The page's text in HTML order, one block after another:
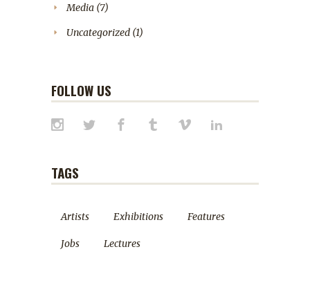
Media (7)
Uncategorized (1)
FOLLOW US
TAGS
Artists Exhibitions Features
Jobs Lectures